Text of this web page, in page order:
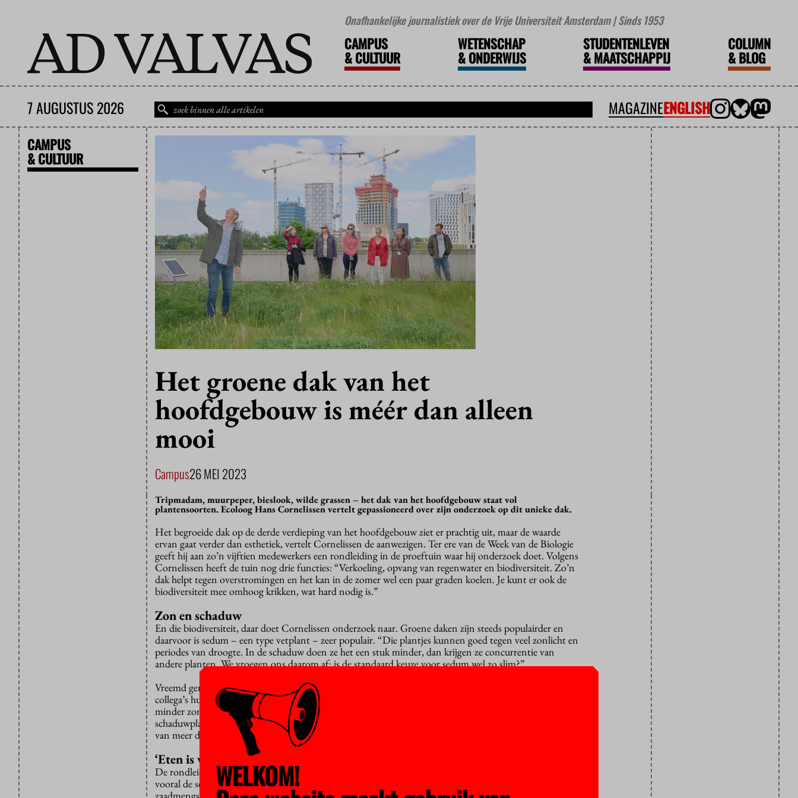
Onafhankelijke journalistiek over de Vrije Universiteit Amsterdam | Sinds 1953
CAMPUS
&CULTUUR
WETENSCHAP
&ONDERWIJS
STUDENTENLEVEN
&MAATSCHAPPIJ
COLUMN
&BLOG
7 AUGUSTUS 2026 MAGAZINEENGLISH
CAMPUS
& CULTUUR
Het groene dak van het
hoofdgebouw is méér dan alleen
mooi
Campus26 MEI 2023
Tripmadam, muurpeper, bieslook, wilde grassen – het dak van het hoofdgebouw staat vol
plantensoorten. Ecoloog Hans Cornelissen vertelt gepassioneerd over zijn onderzoek op dit unieke dak.
Het begroeide dak op de derde verdieping van het hoofdgebouw ziet er prachtig uit, maar de waarde
ervan gaat verder dan esthetiek, vertelt Cornelissen de aanwezigen. Ter ere van de Week van de Biologie
geeft hij aan zo’n vijftien medewerkers een rondleiding in de proeftuin waar hij onderzoek doet. Volgens
Cornelissen heeft de tuin nog drie functies: “Verkoeling, opvang van regenwater en biodiversiteit. Zo’n
dak helpt tegen overstromingen en het kan in de zomer wel een paar graden koelen. Je kunt er ook de
biodiversiteit mee omhoog krikken, wat hard nodig is.”
Zon en schaduw
En die biodiversiteit, daar doet Cornelissen onderzoek naar. Groene daken zijn steeds populairder en
daarvoor is sedum – een type vetplant – zeer populair. “Die plantjes kunnen goed tegen veel zonlicht en
periodes van droogte. In de schaduw doen ze het een stuk minder, dan krijgen ze concurrentie van
andere planten. We vroegen ons daarom af: is de standaard keuze voor sedum wel zo slim?”
Vreemd genoeg deed niemand daar onderzoek naar, dus drie jaar geleden startten Cornelissen en
collega’s hun eigen studie. Het dak van het hoofdgebouw, rondom de aula, is vanwege zonnige en
minder zonnige plekken perfect voor het onderzoek. De hypothese: met een mix van zon- en
schaduwplanten haal je een hogere biodiversiteit. “We hebben het hele dak ingezaaid met een mengsel
van meer dan twintig inheemse soorten, waaronder sedumplanten, bieslook en wilde grassen.”
‘Eten is weten’
De rondleiding begint aan de zonkant, met uitzicht op het campusplein. Hier groeit van alles, maar
vooral de sedums doen het goed, zoals de tripmadam en muurpeper. Een sedumsoort die niet in het
WELKOM!